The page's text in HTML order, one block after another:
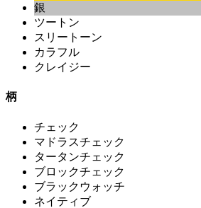
銀
ツートン
スリートーン
カラフル
クレイジー
柄
チェック
マドラスチェック
タータンチェック
ブロックチェック
ブラックウォッチ
ネイティブ